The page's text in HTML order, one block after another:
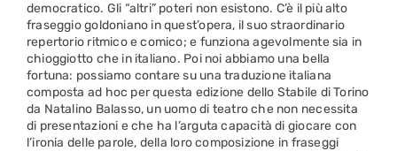
democratico. Gli “altri” poteri non esistono. C’è il più alto
fraseggio goldoniano in quest’opera, il suo straordinario
repertorio ritmico e comico; e funziona agevolmente sia in
chioggiotto che in italiano. Poi noi abbiamo una bella
fortuna: possiamo contare su una traduzione italiana
composta ad hoc per questa edizione dello Stabile di Torino
da Natalino Balasso, un uomo di teatro che non necessita
di presentazioni e che ha l’arguta capacità di giocare con
l’ironia delle parole, della loro composizione in fraseggi